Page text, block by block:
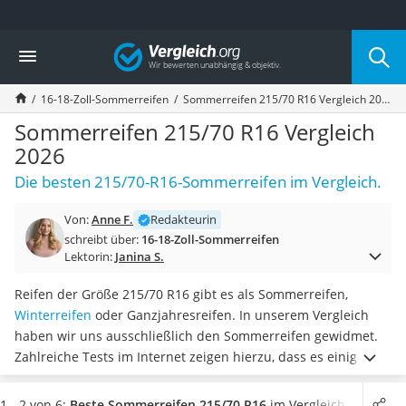
Die beliebtesten Vergleiche nach Kategorie
Auto & Motor
Fahrradträger-Anhängerkupplung (4 Fahrräder)
Fahrradträger
Fahrradträger (Anhängerkupplung)
Fahrradträger 3 Fahrräder
Benzinkanister (20 l)
Dashcam
Benzinkanister
Marderschreck
AGM-Batterie Wohnmobil
Thule-Fahrradträger
FM-Transmitter
Sommerreifen 205/55 R16
Autobatterie-Ladegerät
Vergleich
16-18-Zoll-Sommerreifen Sommerreifen 215/70 R16 Vergleich 2026
Sommerreifen 215/70 R16 Vergleich
2026
Die besten 215/70-R16-Sommerreifen im Vergleich.
Von:Anne F.
Redakteurin
schreibt über: 16-18-Zoll-Sommerreifen
Lektorin: Janina S.
Reifen der Größe 215/70 R16 gibt es als Sommerreifen,
Winterreifen oder Ganzjahresreifen. In unserem Vergleich
haben wir uns ausschließlich den Sommerreifen gewidmet.
Zahlreiche Tests im Internet zeigen hierzu, dass es einige
Unterschiede unter den vielen Reifenmodellen gibt. So haben
diese zwar dieselben Abmessungen, aber bieten ein